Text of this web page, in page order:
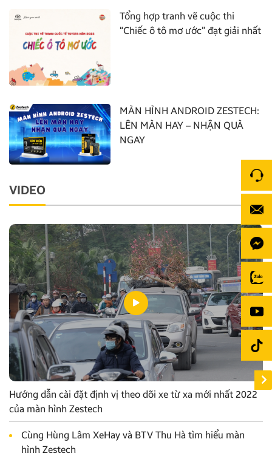
Tổng hợp tranh vẽ cuộc thi
“Chiếc ô tô mơ ước” đạt giải nhất
MÀN HÌNH ANDROID ZESTECH:
LÊN MÀN HAY – NHẬN QUÀ
NGAY
VIDEO
Hướng dẫn cài đặt định vị theo dõi xe từ xa mới nhất 2022
của màn hình Zestech
Cùng Hùng Lâm XeHay và BTV Thu Hà tìm hiểu màn
hình Zestech